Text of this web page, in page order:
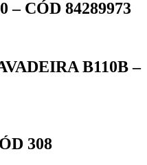
– CÓD 84289973
B110B –
308